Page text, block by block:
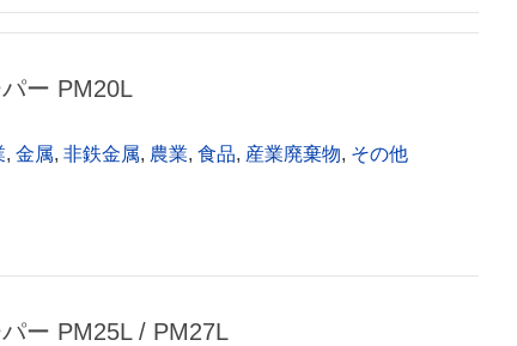
パー PM20L
, 金属, 非鉄金属, 農業, 食品, 産業廃棄物, その他
パー PM25L / PM27L